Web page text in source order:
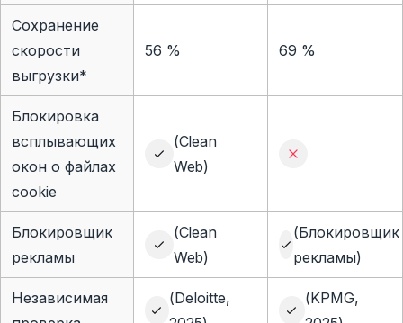
Сохранение
скорости
выгрузки*
56 % 69 %
Блокировка
всплывающих
окон о файлах
cookie
(Clean
Web)
Блокировщик
рекламы
(Clean
Web)
(Блокировщик
рекламы)
Независимая
(Deloitte,
(KPMG,